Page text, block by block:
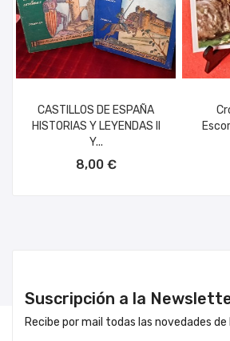
CASTILLOS DE ESPAÑA
HISTORIAS Y LEYENDAS II
Y...
8,00 €
Suscripción a la
Recibe por mail todas las novedades de